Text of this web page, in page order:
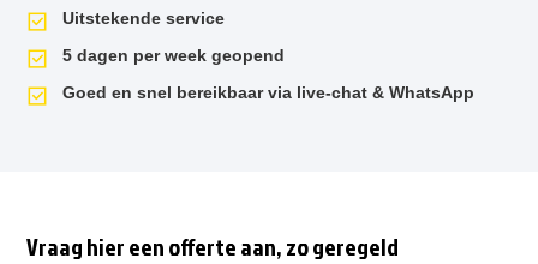
Uitstekende service
5 dagen per week geopend
Goed en snel bereikbaar via live-chat & WhatsApp
Vraag hier een offerte aan, zo geregeld